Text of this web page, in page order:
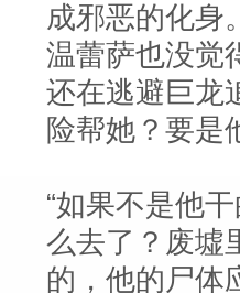
成邪恶的化身
温蕾萨也没觉
还在逃避巨龙
险帮她？要是
“如果不是他
么去了？废墟
的，他的尸体